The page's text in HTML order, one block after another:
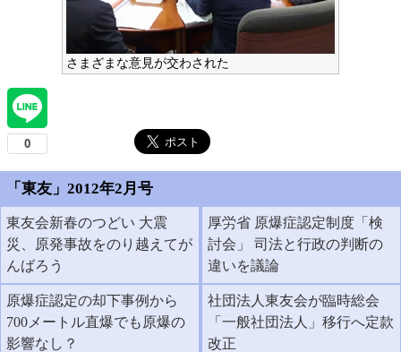
さまざまな意見が交わされた
「東友」2012年2月号
東友会新春のつどい 大震
災、原発事故をのり越えてが
んばろう
厚労省 原爆症認定制度「検
討会」 司法と行政の判断の
違いを議論
原爆症認定の却下事例から
700メートル直爆でも原爆の
影響なし？
社団法人東友会が臨時総会
「一般社団法人」移行へ定款
改正